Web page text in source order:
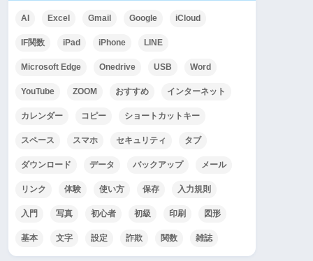
AI Excel Gmail Google iCloud
IF関数 iPad iPhone LINE
Microsoft Edge Onedrive USB Word
YouTube ZOOM おすすめ インターネット
カレンダー コピー ショートカットキー
スペース スマホ セキュリティ タブ
ダウンロード データ バックアップ メール
リンク 体験 使い方 保存 入力規則
入門 写真 初心者 初級 印刷 図形
基本 文字 設定 詐欺 関数 雑誌